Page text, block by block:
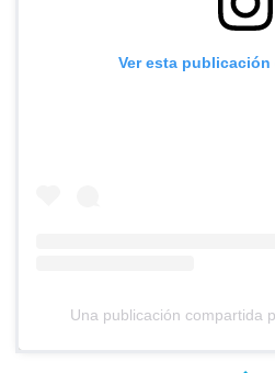
Ver esta publicación
Una publicación compartida